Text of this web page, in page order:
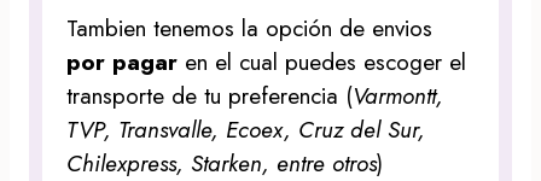
Tambien tenemos la opción de envios
por pagar en el cual puedes escoger el
transporte de tu preferencia (Varmontt,
TVP, Transvalle, Ecoex, Cruz del Sur,
Chilexpress, Starken, entre otros)